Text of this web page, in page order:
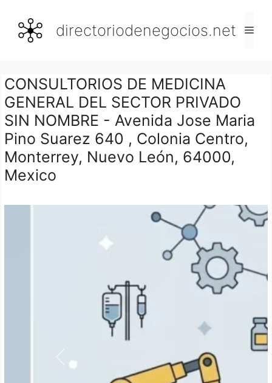
contenido
directoriodenegocios.net
CONSULTORIOS DE MEDICINA
GENERAL DEL SECTOR PRIVADO
SIN NOMBRE - Avenida Jose Maria
Pino Suarez 640 , Colonia Centro,
Monterrey, Nuevo León, 64000,
Mexico
Anterior